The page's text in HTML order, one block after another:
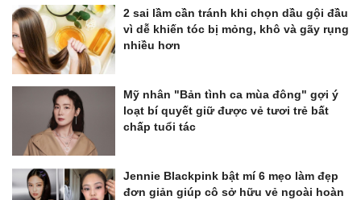
2 sai lầm cần tránh khi chọn dầu gội đầu
vì dễ khiến tóc bị mỏng, khô và gãy rụng
nhiều hơn
Mỹ nhân "Bản tình ca mùa đông" gợi ý
loạt bí quyết giữ được vẻ tươi trẻ bất
chấp tuổi tác
Jennie Blackpink bật mí 6 mẹo làm đẹp
đơn giản giúp cô sở hữu vẻ ngoài hoàn